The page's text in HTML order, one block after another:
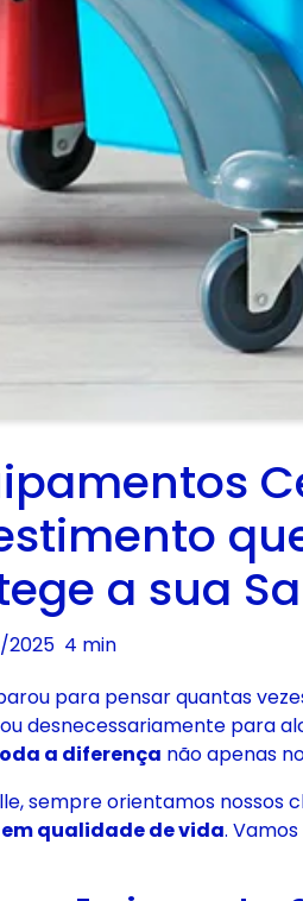
a sua
4 min
para pensar quantas
desnecessariamente para
a diferença não apenas
sempre orientamos nossos
qualidade de vida.